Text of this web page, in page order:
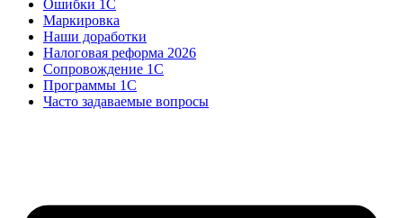
Ошибки 1С
Маркировка
Наши доработки
Налоговая реформа 2026
Сопровождение 1С
Программы 1С
Часто задаваемые вопросы